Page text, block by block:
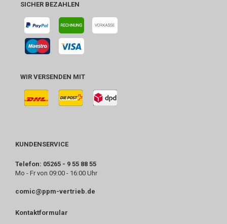
SICHER BEZAHLEN
WIR VERSENDEN MIT
KUNDENSERVICE
Telefon: 05265 - 9 55 88 55
Mo - Fr von 09:00 - 16:00 Uhr
comic@ppm-vertrieb.de
Kontaktformular